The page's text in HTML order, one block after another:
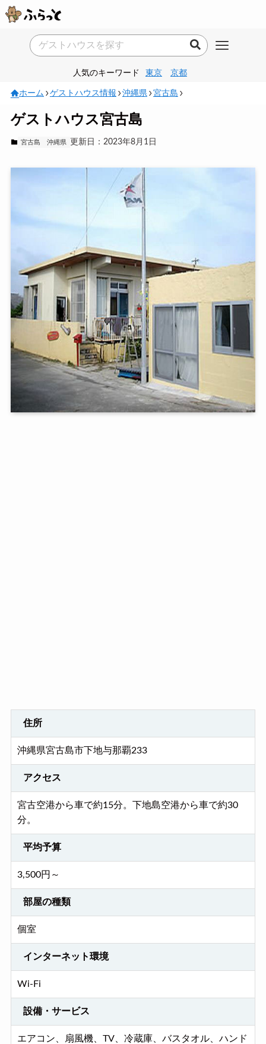
人気のキーワード 東京 京都
ホーム ゲストハウス情報 沖縄県 宮古島
ゲストハウス宮古島
宮古島 沖縄県 更新日：2023年8月1日
住所
沖縄県宮古島市下地与那覇233
アクセス
宮古空港から車で約15分。下地島空港から車で約30
分。
平均予算
3,500円～
部屋の種類
個室
インターネット環境
Wi-Fi
設備・サービス
エアコン、扇風機、TV、冷蔵庫、バスタオル、ハンド